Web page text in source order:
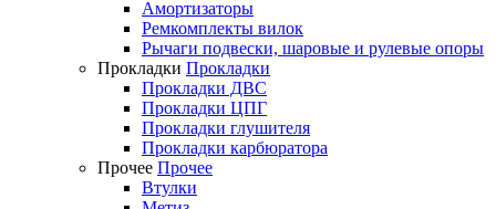
Амортизаторы
Ремкомплекты вилок
Рычаги подвески, шаровые и рулевые опоры
Прокладки Прокладки
Прокладки ДВС
Прокладки ЦПГ
Прокладки глушителя
Прокладки карбюратора
Прочее Прочее
Втулки